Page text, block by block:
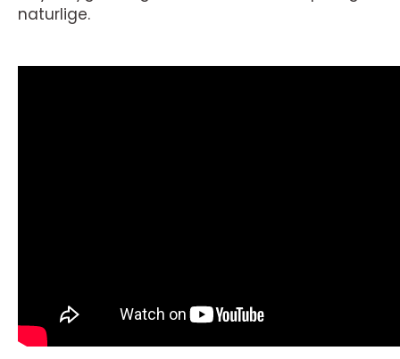
naturlige.